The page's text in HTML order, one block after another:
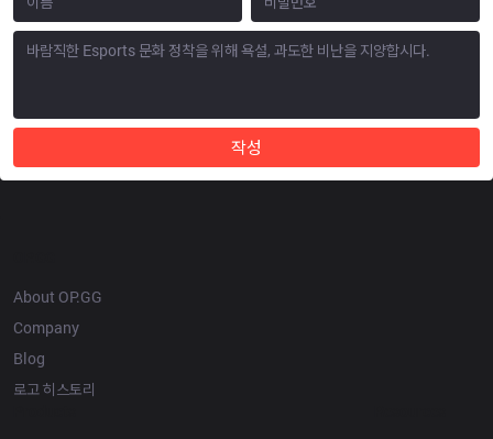
작성
About OP.GG
Company
Blog
로고 히스토리